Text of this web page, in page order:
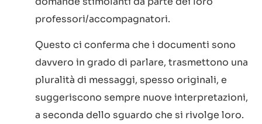
professori/accompagnatori.
Questo ci conferma che i documenti sono
davvero in grado di parlare, trasmettono una
pluralità di messaggi, spesso originali, e
suggeriscono sempre nuove interpretazioni,
a seconda dello sguardo che si rivolge loro.